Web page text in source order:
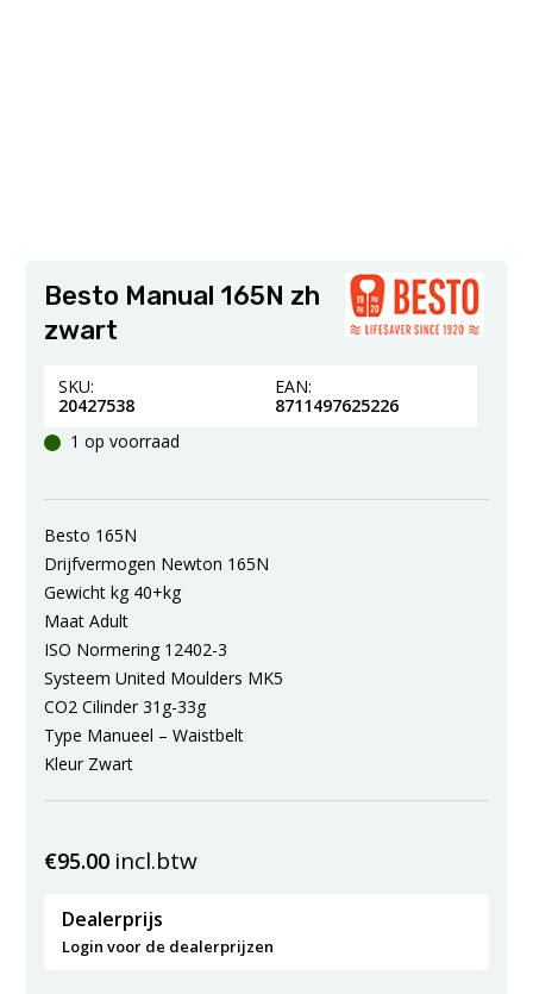
Besto Manual 165N zh
zwart
SKU:
20427538
EAN:
8711497625226
1 op voorraad
Besto 165N
Drijfvermogen Newton 165N
Gewicht kg 40+kg
Maat Adult
ISO Normering 12402-3
Systeem United Moulders MK5
CO2 Cilinder 31g-33g
Type Manueel – Waistbelt
Kleur Zwart
€95.00 incl.btw
Dealerprijs
Login voor de dealerprijzen